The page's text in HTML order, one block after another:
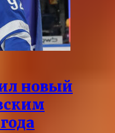
новый